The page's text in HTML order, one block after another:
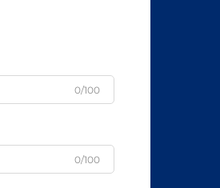
0/100
0/100